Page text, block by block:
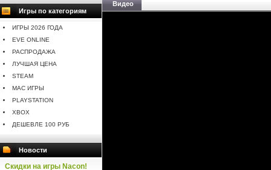
Игры по категориям
ИГРЫ 2026 ГОДА
EVE ONLINE
РАСПРОДАЖА
ЛУЧШАЯ ЦЕНА
STEAM
MAC ИГРЫ
PLAYSTATION
XBOX
ДЕШЕВЛЕ 100 РУБ
Новости
Скидки на игры Nacon!
Видео